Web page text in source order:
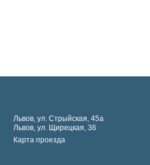
Львов, ул. Стрыйская, 45а
Львов, ул. Щирецкая, 36
Карта проезда